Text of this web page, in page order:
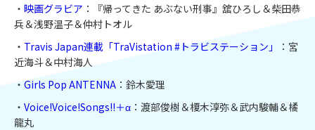
・ 映画グラビア ：『帰ってきた あぶない刑事』舘ひろし＆柴田恭
兵＆浅野温子＆仲村トオル
・ Travis Japan連載「TraVistation #トラビステーション」
：宮
近海斗＆中村海人
・ Girls Pop ANTENNA ：鈴木愛理
・ Voice!Voice!Songs!!＋α ：渡部俊樹＆榎木淳弥＆武内駿輔＆橘
龍丸